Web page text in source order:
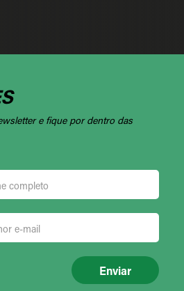
e fique por dentro das
Enviar